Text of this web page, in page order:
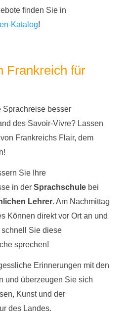
finden Sie in
Katalog!
Frankreich für
Sprachreise besser
des Savoir-Vivre? Lassen
Frankreichs Flair, dem
Sie Ihre
in der Sprachschule bei
Lehrer. Am Nachmittag
Können direkt vor Ort an und
Sie diese
sprechen!
Erinnerungen mit den
und überzeugen Sie sich
Kunst und der
des Landes.